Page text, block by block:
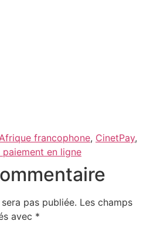
Afrique francophone, CinetPay,
en ligne
pas publiée. Les champs
avec *